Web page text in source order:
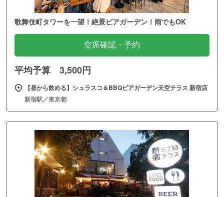
歌舞伎町タワーを一望！絶景ビアガーデン！雨でもOK
空席確認・予約
平均予算 3,500円
【昼から飲める】シュラスコ＆BBQビアガーデン天空テラス 新宿店
新宿駅／東京都